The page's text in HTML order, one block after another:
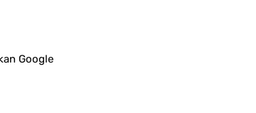
Google